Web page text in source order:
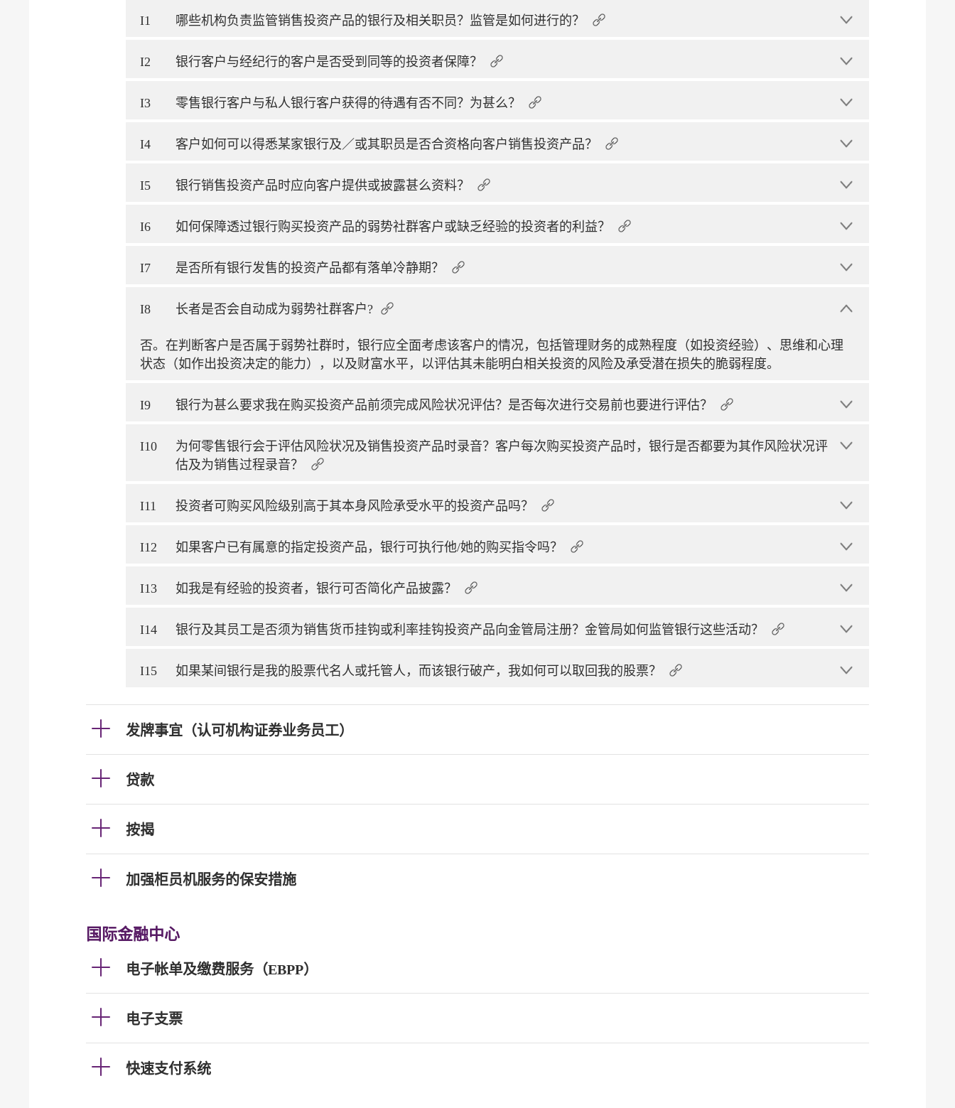
I1 哪些机构负责监管销售投资产品的银行及相关职员？监管是如何进行的？
I2 银行客户与经纪行的客户是否受到同等的投资者保障？
I3 零售银行客户与私人银行客户获得的待遇有否不同？为甚么？
I4 客户如何可以得悉某家银行及／或其职员是否合资格向客户销售投资产品？
I5 银行销售投资产品时应向客户提供或披露甚么资料？
I6 如何保障透过银行购买投资产品的弱势社群客户或缺乏经验的投资者的利益？
I7 是否所有银行发售的投资产品都有落单冷静期？
I8 长者是否会自动成为弱势社群客户?
否。在判断客户是否属于弱势社群时，银行应全面考虑该客户的情况，包括管理财务的成熟程度（如投资经验）、思维和心理
状态（如作出投资决定的能力），以及财富水平，以评估其未能明白相关投资的风险及承受潜在损失的脆弱程度。
I9 银行为甚么要求我在购买投资产品前须完成风险状况评估？是否每次进行交易前也要进行评估？
I10
为何零售银行会于评估风险状况及销售投资产品时录音？客户每次购买投资产品时，银行是否都要为其作风险状况评
估及为销售过程录音？
I11 投资者可购买风险级别高于其本身风险承受水平的投资产品吗？
I12 如果客户已有属意的指定投资产品，银行可执行他/她的购买指令吗？
I13 如我是有经验的投资者，银行可否简化产品披露？
I14 银行及其员工是否须为销售货币挂钩或利率挂钩投资产品向金管局注册？金管局如何监管银行这些活动？
I15 如果某间银行是我的股票代名人或托管人，而该银行破产，我如何可以取回我的股票？
发牌事宜（认可机构证券业务员工）
贷款
按揭
加强柜员机服务的保安措施
国际金融中心
电子帐单及缴费服务（EBPP）
电子支票
快速支付系统